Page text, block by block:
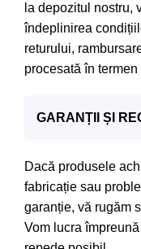
la depozitul nostru,
îndeplinirea
returului,
procesată în
GARANȚII ȘI
Dacă produsele
fabricație sau
garanție, vă rugăm
Vom lucra